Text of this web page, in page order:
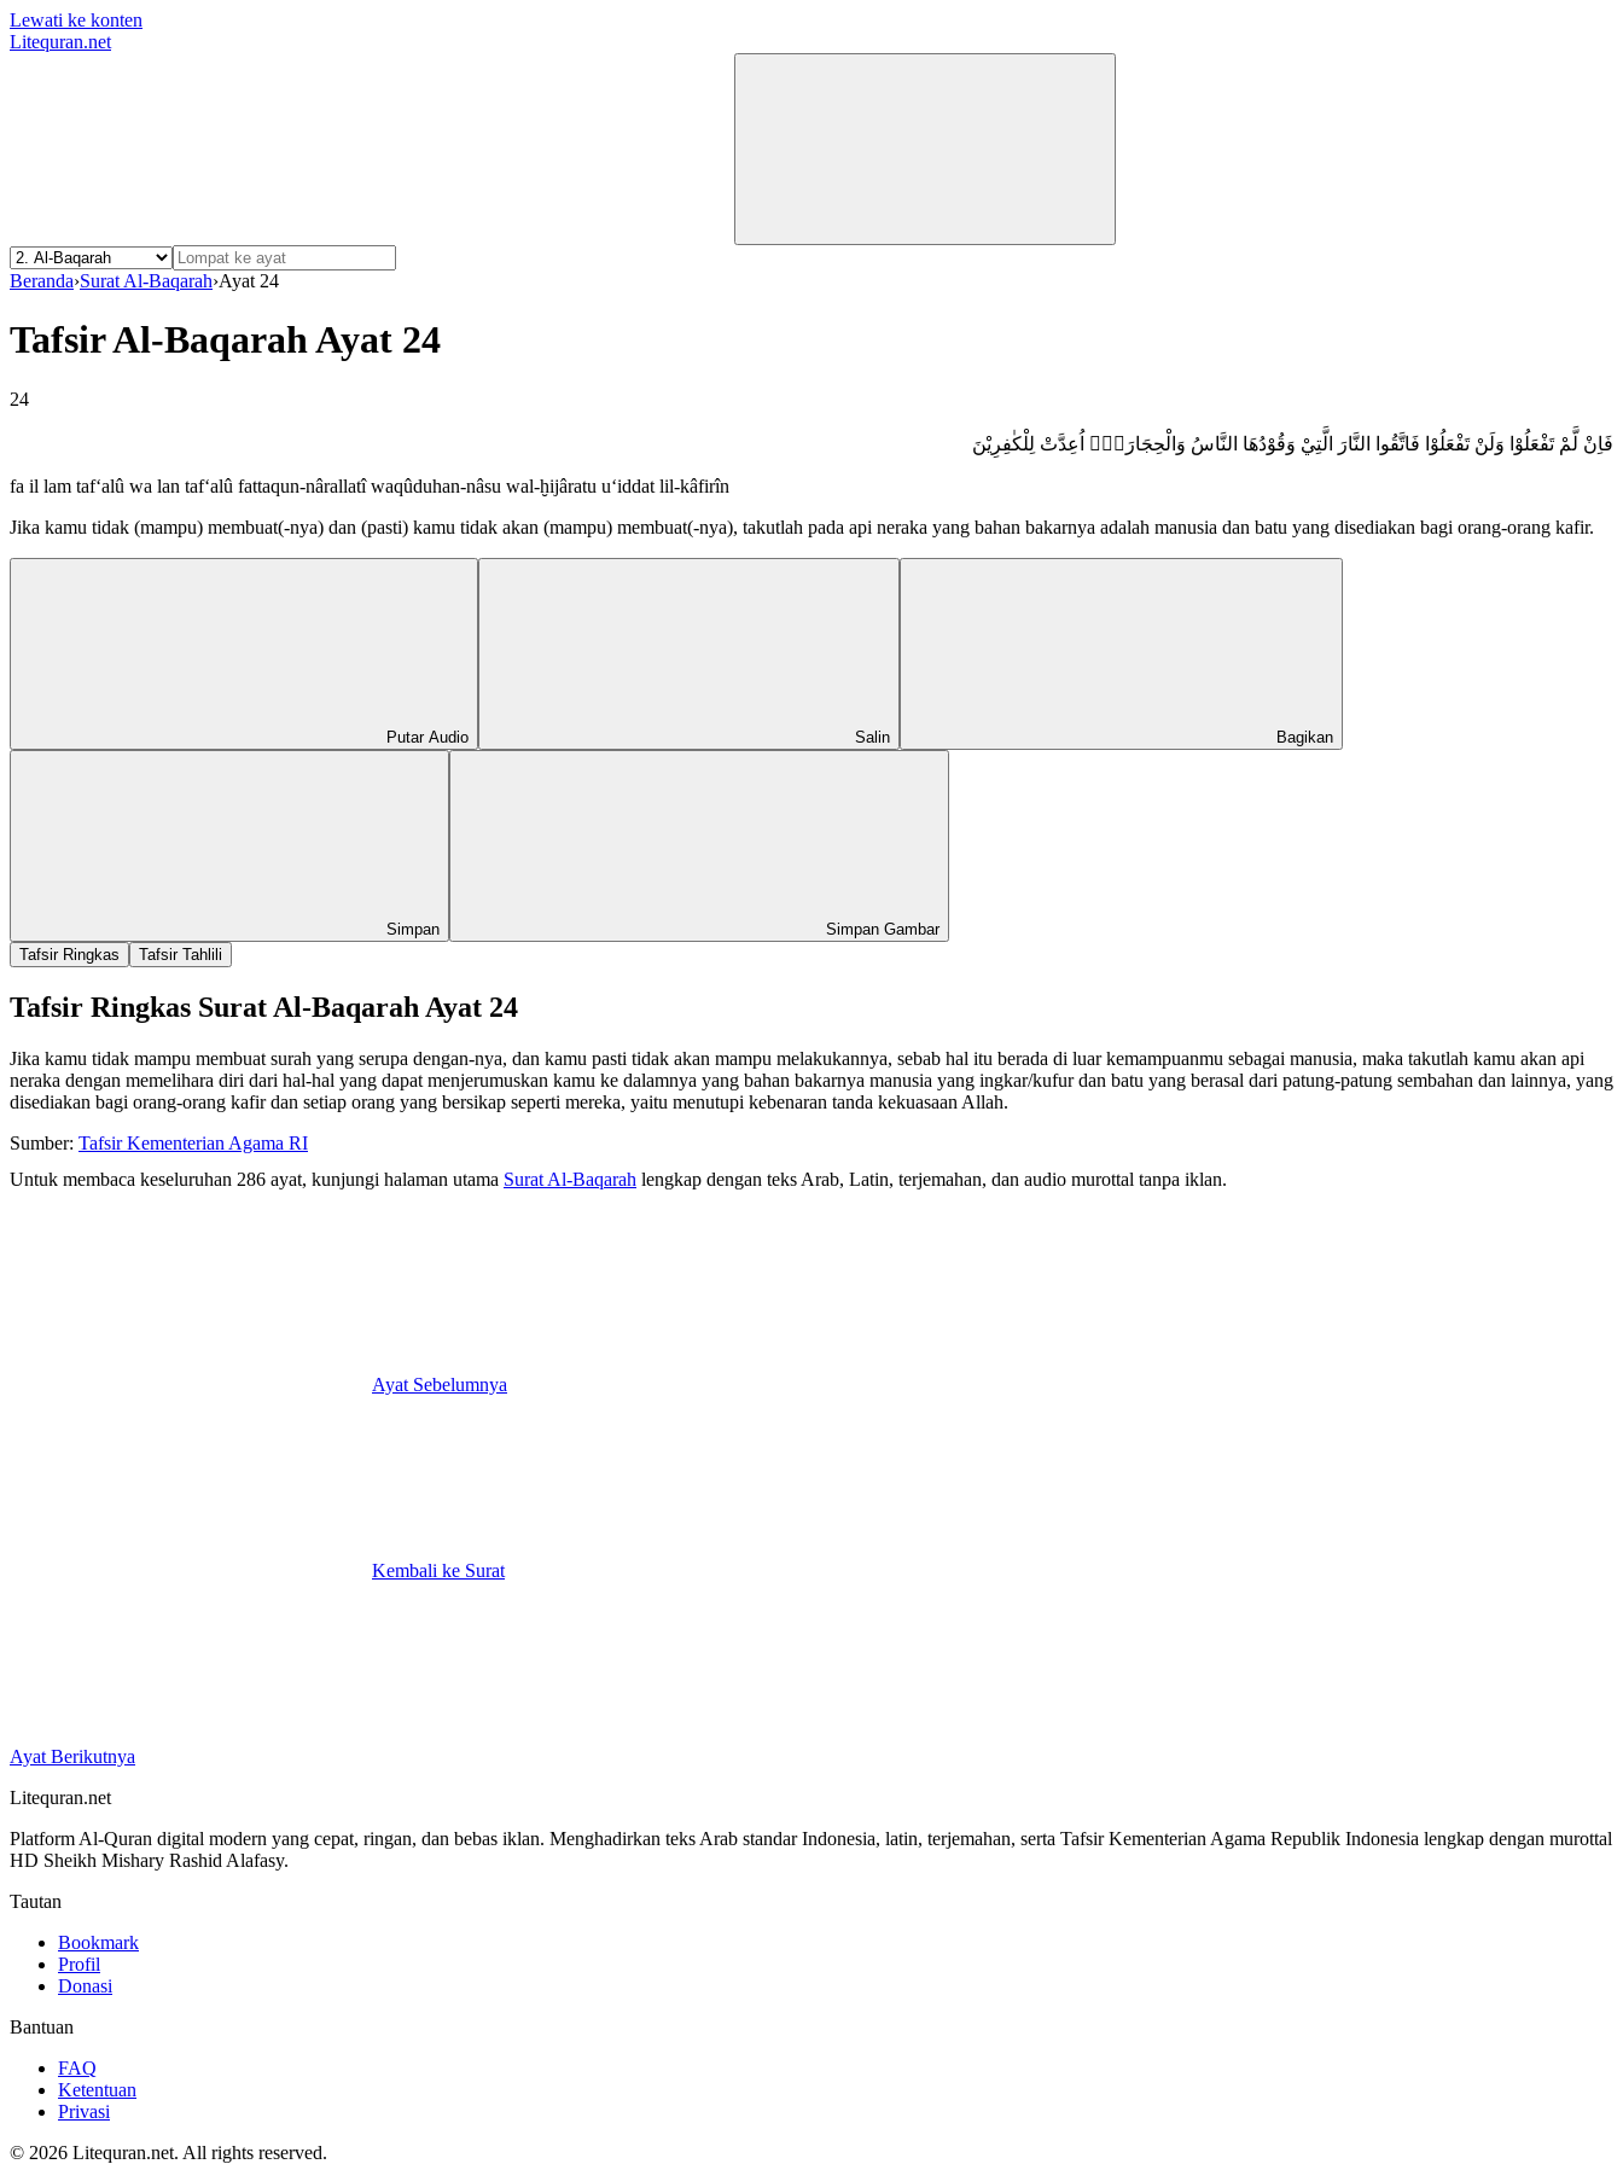
Lewati ke konten
Litequran.net
Beranda›Surat Al-Baqarah›Ayat 24
Tafsir Al-Baqarah Ayat 24
24
فَاِنْ لَّمْ تَفْعَلُوْا وَلَنْ تَفْعَلُوْا فَاتَّقُوا النَّارَ الَّتِيْ وَقُوْدُهَا النَّاسُ وَالْحِجَارَةُۖ اُعِدَّتْ لِلْكٰفِرِيْنَ
fa il lam taf‘alû wa lan taf‘alû fattaqun-nârallatî waqûduhan-nâsu wal-ḫijâratu u‘iddat lil-kâfirîn
Jika kamu tidak (mampu) membuat(-nya) dan (pasti) kamu tidak akan (mampu) membuat(-nya), takutlah pada api neraka yang bahan bakarnya adalah manusia dan batu yang disediakan bagi orang-orang kafir.
Putar Audio Salin Bagikan
Simpan
Simpan Gambar
Tafsir Ringkas
Tafsir Tahlili
Tafsir Ringkas Surat Al-Baqarah Ayat 24
Jika kamu tidak mampu membuat surah yang serupa dengan-nya, dan kamu pasti tidak akan mampu melakukannya, sebab hal itu berada di luar kemampuanmu sebagai manusia, maka takutlah kamu akan api
neraka dengan memelihara diri dari hal-hal yang dapat menjerumuskan kamu ke dalamnya yang bahan bakarnya manusia yang ingkar/kufur dan batu yang berasal dari patung-patung sembahan dan lainnya, yang
disediakan bagi orang-orang kafir dan setiap orang yang bersikap seperti mereka, yaitu menutupi kebenaran tanda kekuasaan Allah.
Sumber: Tafsir Kementerian Agama RI
Untuk membaca keseluruhan 286 ayat, kunjungi halaman utama Surat Al-Baqarah lengkap dengan teks Arab, Latin, terjemahan, dan audio murottal tanpa iklan.
Ayat Sebelumnya
Kembali ke Surat
Ayat Berikutnya
Litequran.net
Platform Al-Quran digital modern yang cepat, ringan, dan bebas iklan. Menghadirkan teks Arab standar Indonesia, latin, terjemahan, serta Tafsir Kementerian Agama Republik Indonesia lengkap dengan murottal
HD Sheikh Mishary Rashid Alafasy.
Tautan
Bookmark
Profil
Donasi
Bantuan
FAQ
Ketentuan
Privasi
© 2026 Litequran.net. All rights reserved.